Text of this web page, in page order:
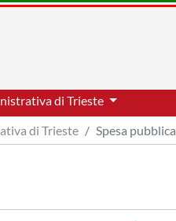
di Trieste
di Trieste Spesa pubblica